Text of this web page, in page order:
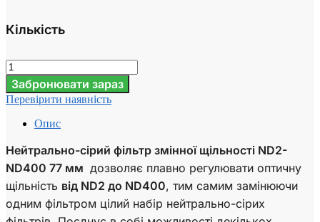
Кількість
Забронювати зараз
Перевірити наявність
Опис
Нейтрально-сірий фільтр змінної щільності ND2-
ND400 77 мм дозволяє плавно регулювати оптичну
щільність від ND2 до ND400, тим самим замінюючи
одним фільтром цілий набір нейтрально-сірих